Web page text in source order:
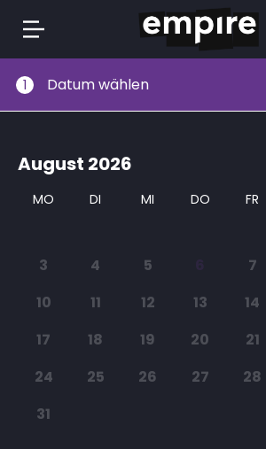
zum1 Datum wählen
August 2026
MO DI MI DO FR
3
4 5 7
10
11 12 13 14
17
18 19 20 21
24
25 26 27 28
31